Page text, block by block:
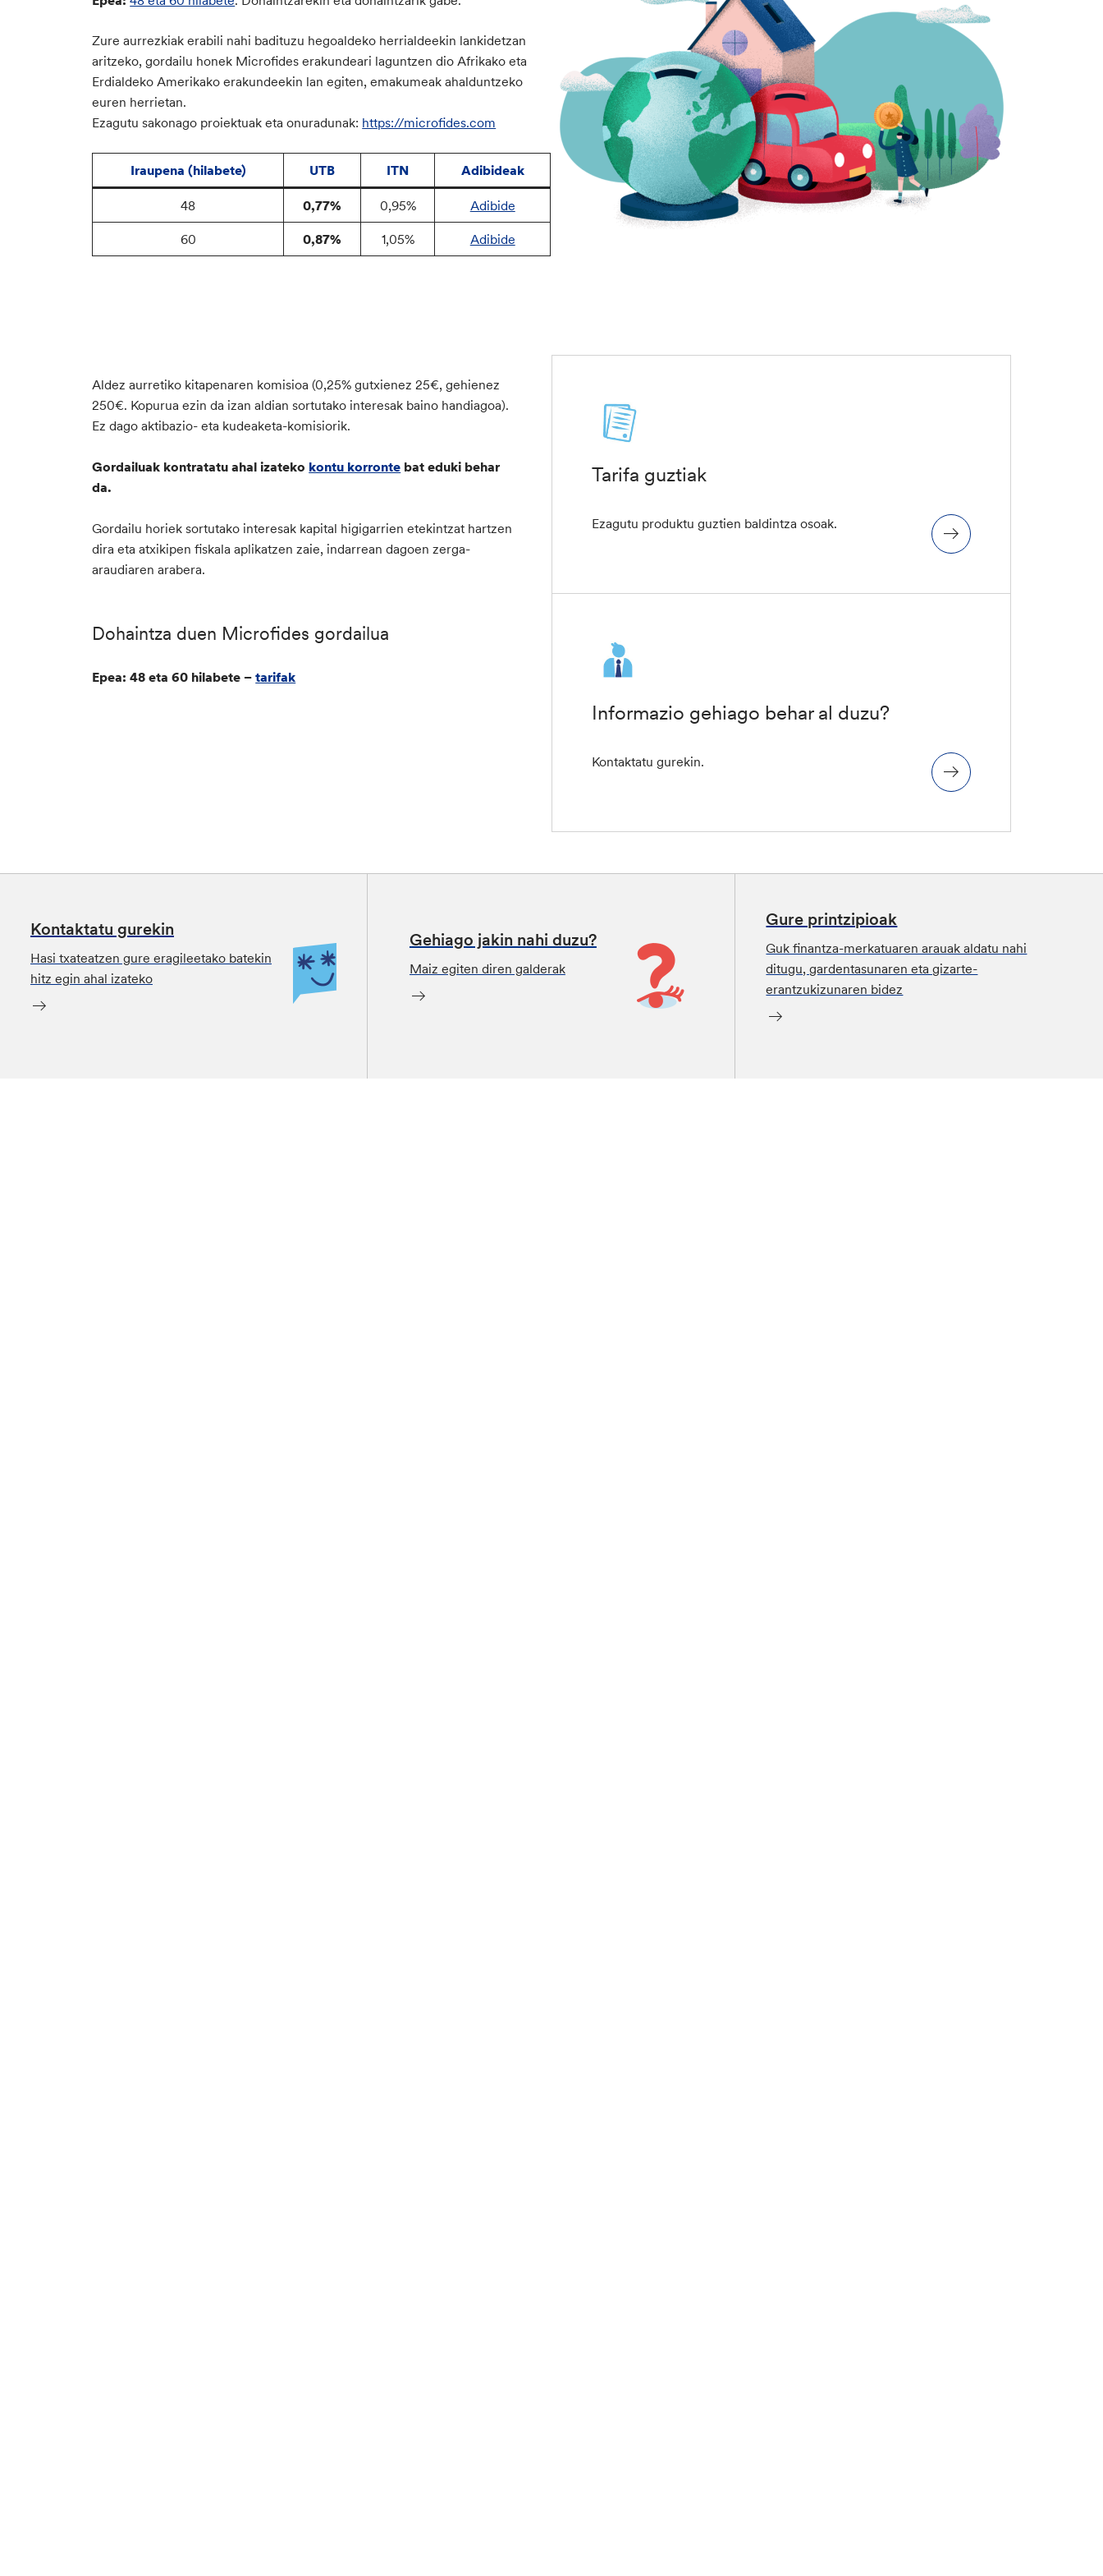
Zure aurrezkiak erabili nahi badituzu hegoaldeko herrialdeekin lankidetzan
aritzeko, gordailu honek Microfides erakundeari laguntzen dio Afrikako eta
Erdialdeko Amerikako erakundeekin lan egiten, emakumeak ahalduntzeko
euren herrietan.
Ezagutu sakonago proiektuak eta onuradunak: https://microfides.com
Iraupena (hilabete) UTB ITN Adibideak
48 0,77% 0,95% Adibide
60 0,87% 1,05% Adibide
Aldez aurretiko kitapenaren komisioa (0,25% gutxienez 25€, gehienez
250€. Kopurua ezin da izan aldian sortutako interesak baino handiagoa).
Ez dago aktibazio- eta kudeaketa-komisiorik.
Gordailuak kontratatu ahal izateko kontu korronte bat eduki behar
da.
Gordailu horiek sortutako interesak kapital higigarrien etekintzat hartzen
dira eta atxikipen fiskala aplikatzen zaie, indarrean dagoen zerga-
araudiaren arabera.
Dohaintza duen Microfides gordailua
Epea: 48 eta 60 hilabete –tarifak
Tarifa guztiak
Ezagutu produktu guztien baldintza osoak.
Informazio gehiago behar al duzu?
Kontaktatu gurekin.
Kontaktatu gurekin
Hasi txateatzen gure eragileetako batekin
hitz egin ahal izateko
Gehiago jakin nahi duzu?
Maiz egiten diren galderak
Gure printzipioak
Guk finantza-merkatuaren arauak aldatu nahi
ditugu, gardentasunaren eta gizarte-
erantzukizunaren bidez